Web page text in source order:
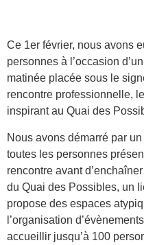
Ce 1er février, nous avons
personnes à l’occasion
matinée placée sous le
rencontre professionnelle,
inspirant au Quai des
Nous avons démarré par
toutes les personnes
rencontre avant
du Quai des Possibles, un
propose des espaces
l’organisation
accueillir jusqu’à 100